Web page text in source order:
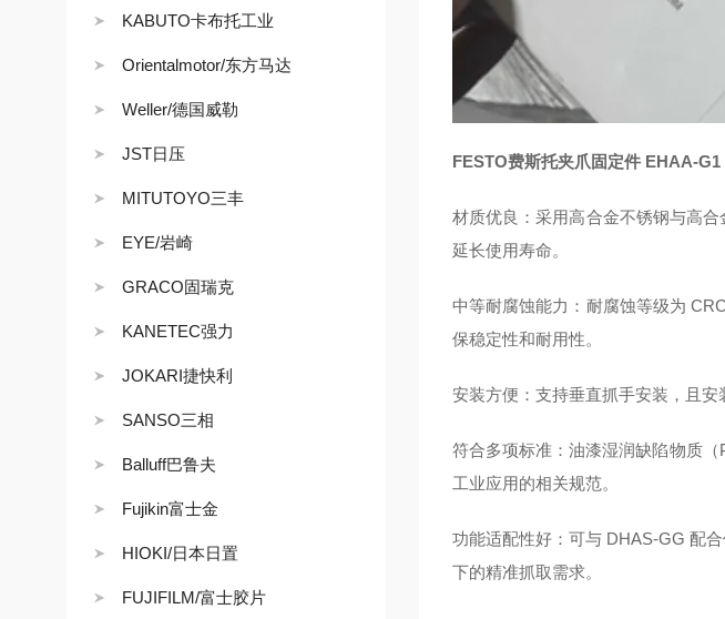
KABUTO卡布托工业
Orientalmotor/东方马达
Weller/德国威勒
JST日压
MITUTOYO三丰
EYE/岩崎
GRACO固瑞克
KANETEC强力
JOKARI捷快利
SANSO三相
Balluff巴鲁夫
Fujikin富士金
HIOKI/日本日置
FUJIFILM/富士胶片
FESTO费斯托夹爪固定件 EHAA-G1
材质优良：采用高合金不锈钢与高
延长使用寿命。
中等耐腐蚀能力：耐腐蚀等级为
保稳定性和耐用性。
安装方便：支持垂直抓手安装，且安
符合多项标准：油漆湿润缺陷物质
工业应用的相关规范。
功能适配性好：可与 DHAS-GG 配
下的精准抓取需求。